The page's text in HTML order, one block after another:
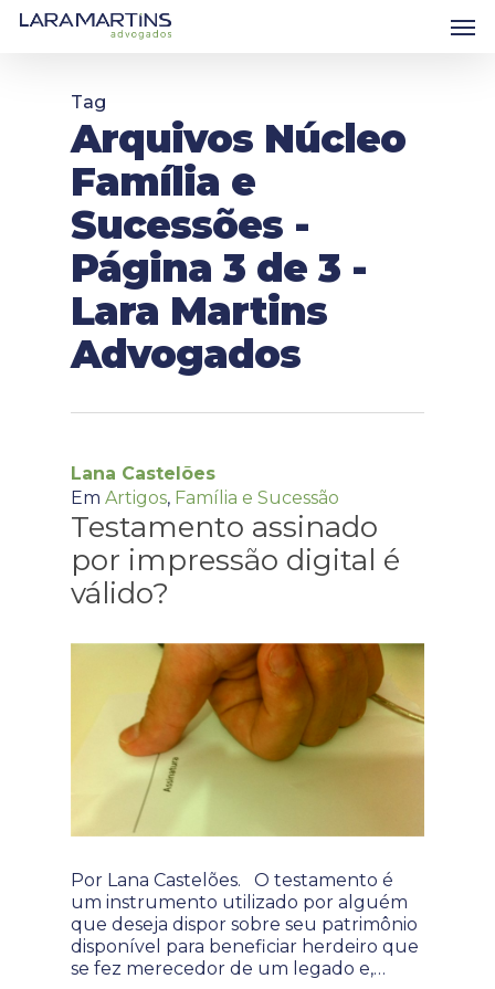
Skip
Tag
Arquivos Núcleo
Família e
Sucessões -
Página 3 de 3 -
Lara Martins
Advogados
Lana Castelões
Em Artigos, Família e Sucessão
Testamento assinado
por impressão digital é
válido?
Por Lana Castelões. O testamento é
um instrumento utilizado por alguém
que deseja dispor sobre seu patrimônio
disponível para beneficiar herdeiro que
se fez merecedor de um legado e,…